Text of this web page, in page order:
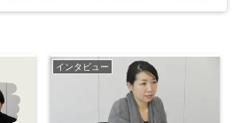
インタビュー